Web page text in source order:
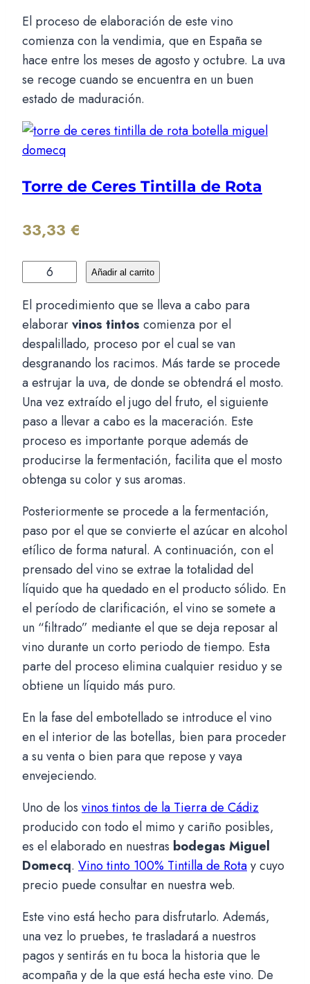
El proceso de elaboración de este vino
comienza con la vendimia, que en España se
hace entre los meses de agosto y octubre. La uva
se recoge cuando se encuentra en un buen
estado de maduración.
Torre de Ceres Tintilla de Rota
33,33 €
r
r
e
d
e
C
e
r
e
s
T
n
i
e
o
t
a
c
n
t
i
d
a
d
Añadir al carrito
El procedimiento que se lleva a cabo para
elaborarvinos tintos comienza por el
despalillado, proceso por el cual se van
desgranando los racimos. Más tarde se procede
a estrujar la uva, de donde se obtendrá el mosto.
Una vez extraído el jugo del fruto, el siguiente
paso a llevar a cabo es la maceración. Este
proceso es importante porque además de
producirse la fermentación, facilita que el mosto
obtenga su color y sus aromas.
Posteriormente se procede a la fermentación,
paso por el que se convierte el azúcar en alcohol
etílico de forma natural. A continuación, con el
prensado del vino se extrae la totalidad del
líquido que ha quedado en el producto sólido. En
el período de clarificación, el vino se somete a
un “filtrado” mediante el que se deja reposar al
vino durante un corto periodo de tiempo. Esta
parte del proceso elimina cualquier residuo y se
obtiene un líquido más puro.
En la fase del embotellado se introduce el vino
en el interior de las botellas, bien para proceder
a su venta o bien para que repose y vaya
envejeciendo.
Uno de los vinos tintos de la Tierra de Cádiz
producido con todo el mimo y cariño posibles,
es el elaborado en nuestras bodegas Miguel
Domecq. Vino tinto 100% Tintilla de Rotay cuyo
precio puede consultar en nuestra web.
Este vino está hecho para disfrutarlo. Además,
una vez lo pruebes, te trasladará a nuestros
pagos y sentirás en tu boca la historia que le
acompaña y de la que está hecha este vino. De